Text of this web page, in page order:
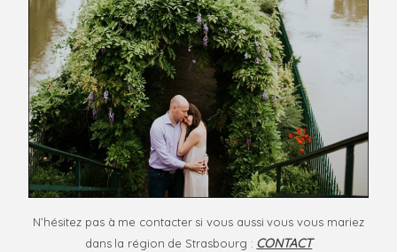
N’hésitez pas à me contacter si vous aussi vous vous mariez
dans la région de Strasbourg : CONTACT